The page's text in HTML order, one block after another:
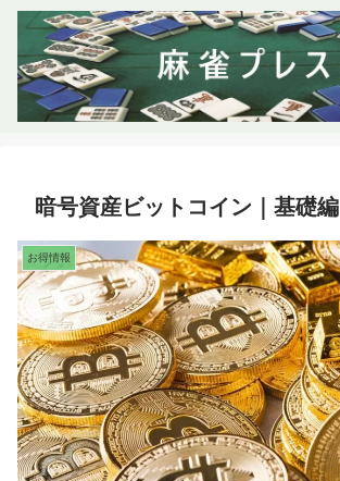
暗号資産ビットコイン｜基礎編
お得情報